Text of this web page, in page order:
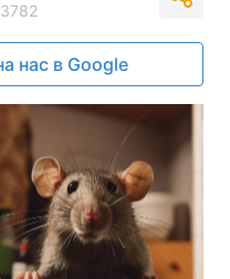
3782
нас в Google